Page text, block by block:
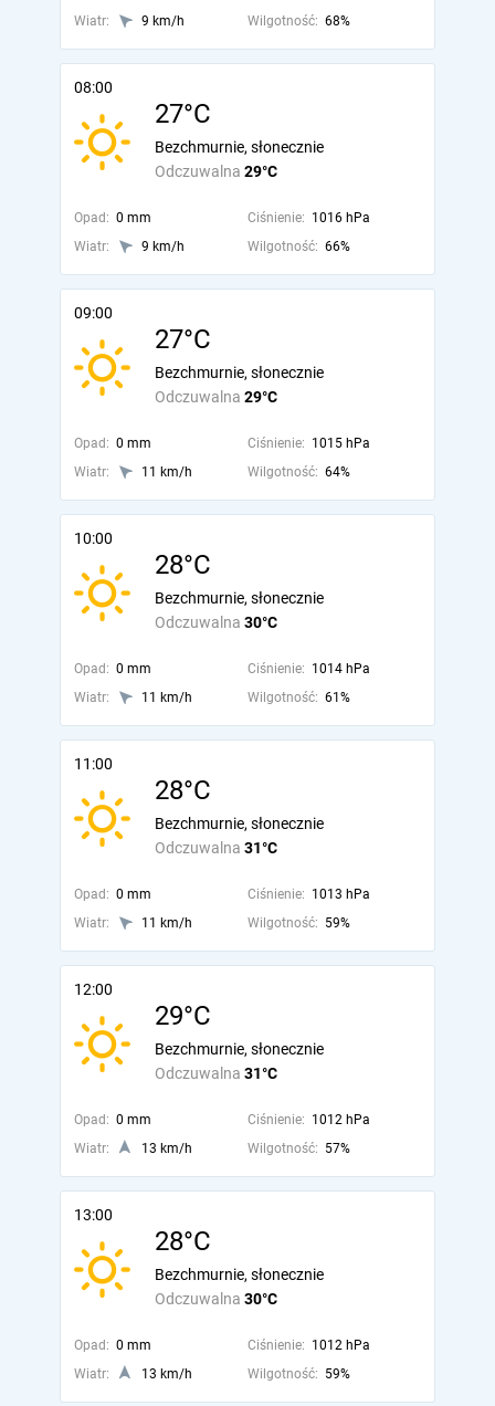
Wiatr: 9 km/h Wilgotność: 68%
08:00
27°C
Odczuwalna 29°C
Bezchmurnie, słonecznie
Opad: 0 mm Ciśnienie: 1016 hPa
Wiatr:
9 km/h Wilgotność: 66%
09:00
27°C
Odczuwalna 29°C
Bezchmurnie, słonecznie
Opad: 0 mm Ciśnienie: 1015 hPa
Wiatr:
11 km/h Wilgotność: 64%
10:00
28°C
Odczuwalna 30°C
Bezchmurnie, słonecznie
Opad: 0 mm Ciśnienie: 1014 hPa
Wiatr:
11 km/h Wilgotność: 61%
11:00
28°C
Odczuwalna 31°C
Bezchmurnie, słonecznie
Opad: 0 mm Ciśnienie: 1013 hPa
Wiatr:
11 km/h Wilgotność: 59%
12:00
29°C
Odczuwalna 31°C
Bezchmurnie, słonecznie
Opad: 0 mm Ciśnienie: 1012 hPa
Wiatr:
13 km/h Wilgotność: 57%
13:00
28°C
Odczuwalna 30°C
Bezchmurnie, słonecznie
Opad: 0 mm Ciśnienie: 1012 hPa
Wiatr:
13 km/h Wilgotność: 59%